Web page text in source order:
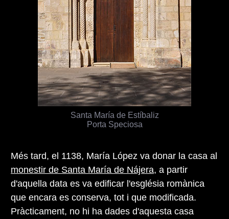
Santa María de Estíbaliz
Porta Speciosa
Més tard, el 1138, María López va donar la casa al
monestir de Santa María de Nájera, a partir
d'aquella data es va edificar l'església romànica
que encara es conserva, tot i que modificada.
Pràcticament, no hi ha dades d'aquesta casa